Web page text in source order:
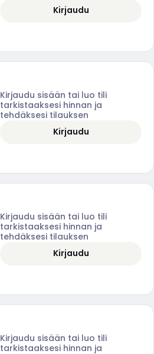
Kirjaudu
Kirjaudu sisään tai luo tili
tarkistaaksesi hinnan ja
tehdäksesi tilauksen
Kirjaudu
Kirjaudu sisään tai luo tili
tarkistaaksesi hinnan ja
tehdäksesi tilauksen
Kirjaudu
Kirjaudu sisään tai luo tili
tarkistaaksesi hinnan ja